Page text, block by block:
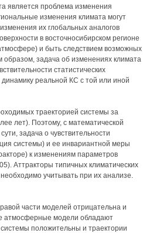
является проблема изменения
изменения климата могут
их глобальных аналогов
в восточносибирском регионе
и быть следствием возможных
задача об изменениях климата
статистических
реальной КС с той или иной
траекторией системы за
лет). Поэтому, с математической
задача о чувствительности
системы) и ее инвариантной меры
к изменениям параметров
Аттракторы типичных климатических
учитывать при их анализе.
части моделей отрицательна и
атмосферные модели обладают
положительны и траектории